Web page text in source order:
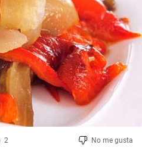
2 No me gusta